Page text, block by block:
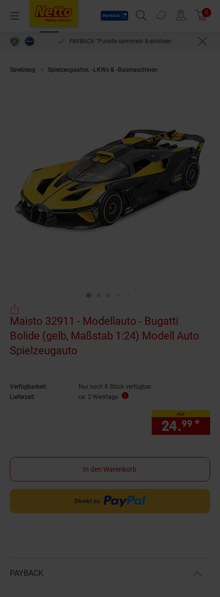
Menü
Payback
Suchfeld einblenden
Prospekte 0
PAYBACK °Punkte sammeln & einlösen
Spielzeug Spielzeugautos, -LKWs & -Baumaschinen
Maisto 32911 - Modellauto - Bugatti
Bolide (gelb, Maßstab 1:24) Modell Auto
Spielzeugauto
Verfügbarkeit:
Nur noch 8 Stück verfügbar
Lieferzeit:
ca. 2 Werktage
nur
24.99 *
In den Warenkorb
PAYBACK